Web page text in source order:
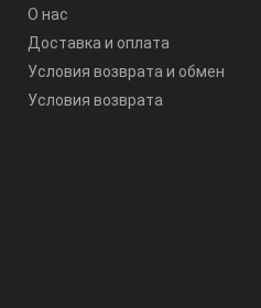
О нас
Доставка и оплата
Условия возврата и обмен
Условия возврата